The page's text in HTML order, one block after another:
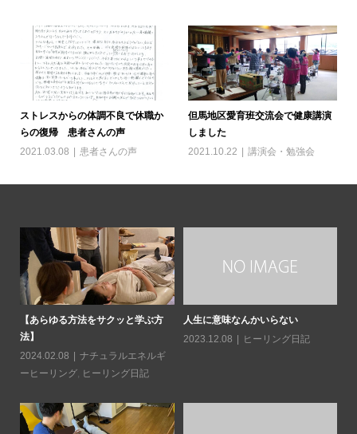
ストレスからの体調不良で休職か
らの復帰 患者さんの声
2021.03.08
患者さんの声
但馬地区愛育班交流会で健康講演
しました
2021.10.22
講演会・勉強会
【あらゆる方法をサクッと学ぶ方
法】
2024.02.08
ナチュラルエネルギ
ーヒーリング, ヒーリング日記
人生に意味なんかいらない
2023.12.08
ヒーリング日記